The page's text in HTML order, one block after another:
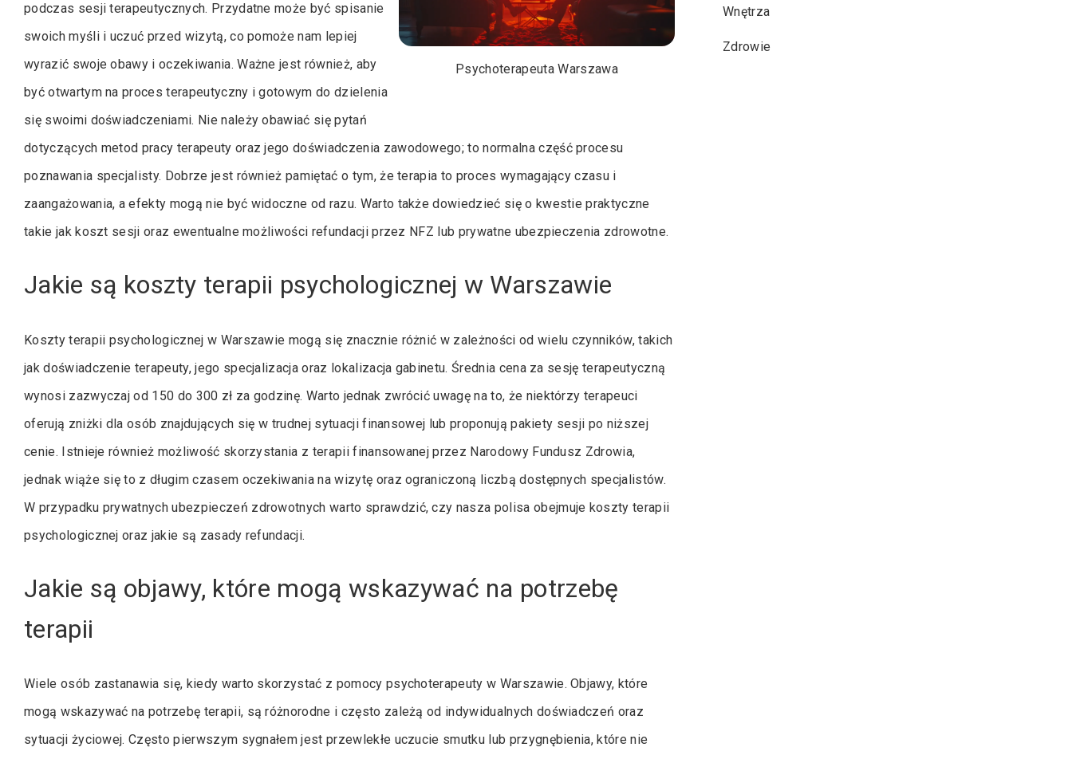
Psychoterapeuta Warszawa
podczas sesji terapeutycznych. Przydatne może być spisanie
swoich myśli i uczuć przed wizytą, co pomoże nam lepiej
wyrazić swoje obawy i oczekiwania. Ważne jest również, aby
być otwartym na proces terapeutyczny i gotowym do dzielenia
się swoimi doświadczeniami. Nie należy obawiać się pytań
dotyczących metod pracy terapeuty oraz jego doświadczenia zawodowego; to normalna część procesu
poznawania specjalisty. Dobrze jest również pamiętać o tym, że terapia to proces wymagający czasu i
zaangażowania, a efekty mogą nie być widoczne od razu. Warto także dowiedzieć się o kwestie praktyczne
takie jak koszt sesji oraz ewentualne możliwości refundacji przez NFZ lub prywatne ubezpieczenia zdrowotne.
Jakie są koszty terapii psychologicznej w Warszawie
Koszty terapii psychologicznej w Warszawie mogą się znacznie różnić w zależności od wielu czynników, takich
jak doświadczenie terapeuty, jego specjalizacja oraz lokalizacja gabinetu. Średnia cena za sesję terapeutyczną
wynosi zazwyczaj od 150 do 300 zł za godzinę. Warto jednak zwrócić uwagę na to, że niektórzy terapeuci
oferują zniżki dla osób znajdujących się w trudnej sytuacji finansowej lub proponują pakiety sesji po niższej
cenie. Istnieje również możliwość skorzystania z terapii finansowanej przez Narodowy Fundusz Zdrowia,
jednak wiąże się to z długim czasem oczekiwania na wizytę oraz ograniczoną liczbą dostępnych specjalistów.
W przypadku prywatnych ubezpieczeń zdrowotnych warto sprawdzić, czy nasza polisa obejmuje koszty terapii
psychologicznej oraz jakie są zasady refundacji.
Jakie są objawy, które mogą wskazywać na potrzebę
terapii
Wiele osób zastanawia się, kiedy warto skorzystać z pomocy psychoterapeuty w Warszawie. Objawy, które
mogą wskazywać na potrzebę terapii, są różnorodne i często zależą od indywidualnych doświadczeń oraz
sytuacji życiowej. Często pierwszym sygnałem jest przewlekłe uczucie smutku lub przygnębienia, które nie
Wnętrza
Zdrowie